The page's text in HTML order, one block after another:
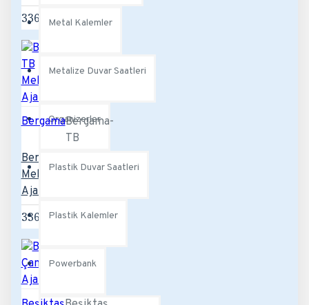
Metal Kalemler
Metalize Duvar Saatleri
Organizerler
Plastik Duvar Saatleri
Plastik Kalemler
Powerbank
336,00TL
BergamaBergama-
TB
Bergama-TB
Mekanizmalı
Ajanda
336,00TL